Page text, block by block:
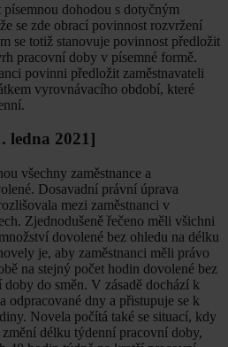
písemnou dohodou s dotyčným
se zde obrací povinnost rozvržení
se totiž stanovuje povinnost předložit
pracovní doby v písemné formě.
povinni předložit zaměstnavateli
vyrovnávacího období, které
ledna 2021]
všechny zaměstnance a
Dosavadní právní úprava
mezi zaměstnanci v
Zjednodušeně řečeno měli všichni
dovolené bez ohledu na délku
je, aby zaměstnanci měli právo
na stejný počet hodin dovolené bez
do směn. V zásadě dochází k
odpracované dny a přistupuje se k
Novela počítá také se situací, kdy
délku týdenní pracovní doby,